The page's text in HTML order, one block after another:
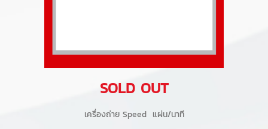
SOLD OUT
เครื่องถ่าย Speed แผ่น/นาที